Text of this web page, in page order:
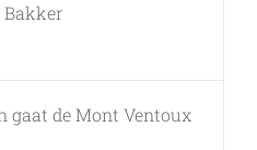
gaat de Mont Ventoux